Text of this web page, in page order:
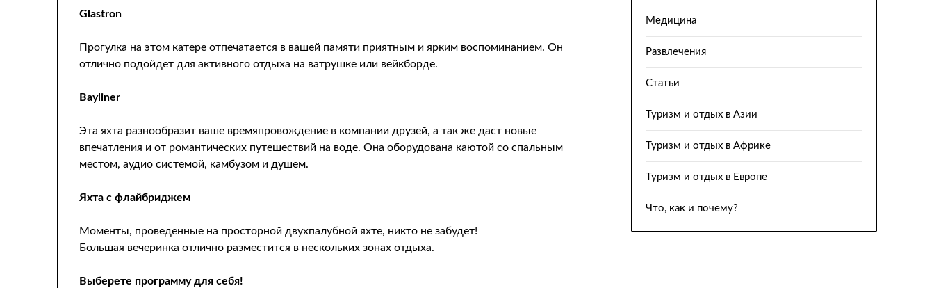
Glastron
Прогулка на этом катере отпечатается в вашей памяти приятным и ярким воспоминанием. Он
отлично подойдет для активного отдыха на ватрушке или вейкборде.
Bayliner
Эта яхта разнообразит ваше времяпровождение в компании друзей, а так же даст новые
впечатления и от романтических путешествий на воде. Она оборудована каютой со спальным
местом, аудио системой, камбузом и душем.
Яхта с флайбриджем
Моменты, проведенные на просторной двухпалубной яхте, никто не забудет!
Большая вечеринка отлично разместится в нескольких зонах отдыха.
Выберете программу для себя!
Медицина
Развлечения
Статьи
Туризм и отдых в Азии
Туризм и отдых в Африке
Туризм и отдых в Европе
Что, как и почему?